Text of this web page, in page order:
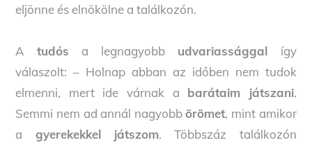
eljönne és elnökölne a találkozón.
A tudós a legnagyobb udvariassággal így
válaszolt: – Holnap abban az időben nem tudok
elmenni, mert ide várnak a barátaim játszani.
Semmi nem ad annál nagyobbörömet, mint amikor
a gyerekekkel játszom. Többszáz találkozón